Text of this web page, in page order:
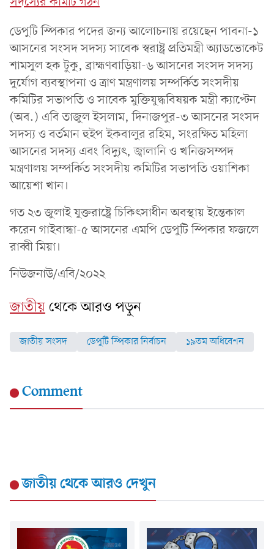
ডেপুটি স্পিকার পদের জন্য আলোচনায় রয়েছেন পাবনা-১
আসনের সংসদ সদস্য সাবেক স্বরাষ্ট্র প্রতিমন্ত্রী অ্যাডভোকেট
শামসুল হক টুকু, ব্রাহ্মণবাড়িয়া-৬ আসনের সংসদ সদস্য
দুর্যোগ ব্যবস্থাপনা ও ত্রাণ মন্ত্রণালয় সম্পর্কিত সংসদীয়
কমিটির সভাপতি ও সাবেক মুক্তিযুদ্ধবিষয়ক মন্ত্রী ক্যাপ্টেন
(অব.) এবি তাজুল ইসলাম, দিনাজপুর-৩ আসনের সংসদ
সদস্য ও বর্তমান হুইপ ইকবালুর রহিম, সংরক্ষিত মহিলা
আসনের সদস্য এবং বিদ্যুৎ, জ্বালানি ও খনিজসম্পদ
মন্ত্রণালয় সম্পর্কিত সংসদীয় কমিটির সভাপতি ওয়াশিকা
আয়েশা খান।
গত ২৩ জুলাই যুক্তরাষ্ট্রে চিকিৎসাধীন অবস্থায় ইন্তেকাল
করেন গাইবান্ধা-৫ আসনের এমপি ডেপুটি স্পিকার ফজলে
রাব্বী মিয়া।
নিউজনাউ/এবি/২০২২
জাতীয়থেকে আরও পড়ুন
জাতীয় সংসদ ডেপুটি স্পিকার নির্বাচন ১৯তম অধিবেশন
Comment
জাতীয়থেকে আরও দেখুন